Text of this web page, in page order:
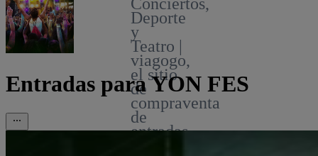
Deporte
y
Teatro |
viagogo,
el sitio
de
compraventa
de
entradas
Entradas para YON FES